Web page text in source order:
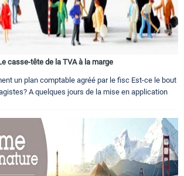
casse-tête de la TVA à la marge
un plan comptable agréé par le fisc Est-ce le bout
A quelques jours de la mise en application